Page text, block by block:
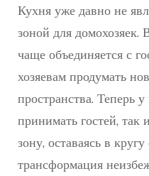
Кухня уже давно не
зоной для домохозяек.
чаще объединяется с
хозяевам продумать
пространства. Теперь
принимать гостей, так
зону, оставаясь в
трансформация